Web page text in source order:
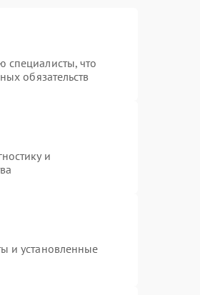
что
обязательств
и
и установленные